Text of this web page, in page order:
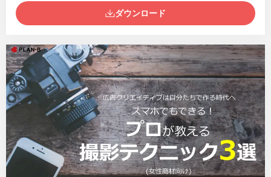
ダウンロード